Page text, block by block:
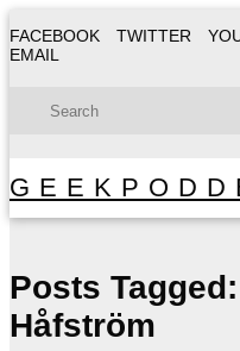
FACEBOOK TWITTER
EMAIL
Posts Tagged:
Håfström